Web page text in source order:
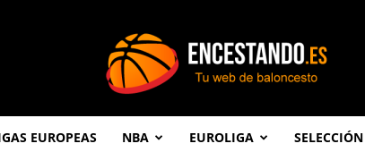
EUROPEAS NBA EUROLIGA SELECCIÓN